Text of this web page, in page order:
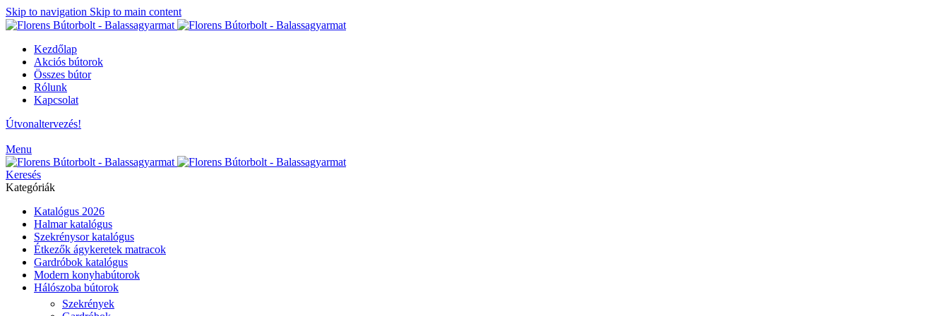
Skip to navigation Skip to main content
Kezdőlap
Akciós bútorok
Összes bútor
Rólunk
Kapcsolat
Útvonaltervezés!
Menu
Keresés
Kategóriák
Katalógus 2026
Halmar katalógus
Szekrénysor katalógus
Étkezők ágykeretek matracok
Gardróbok katalógus
Modern konyhabútorok
Hálószoba bútorok
Szekrények